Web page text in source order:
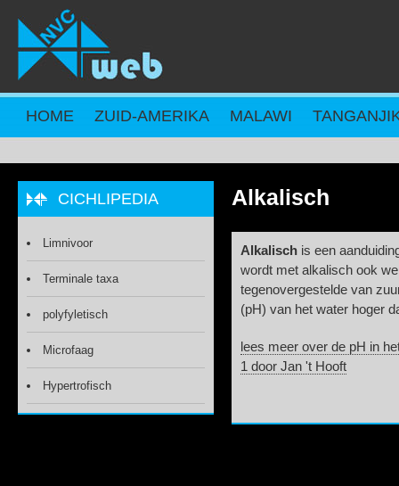
Overslaan en naar de inhoud gaan
HOME ZUID-AMERIKA MALAWI
Alkalisch
Alkalisch is een
wordt met alkalisch ook
tegenovergestelde van
(pH) van het water hoger
lees meer over de pH in
1 door Jan 't Hooft
CICHLIPEDIA
Limnivoor
Terminale taxa
polyfyletisch
Microfaag
Hypertrofisch